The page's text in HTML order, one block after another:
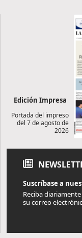
Edición Impresa
Portada del impreso
del 7 de agosto de
2026
Suscríbase a
Reciba
su correo